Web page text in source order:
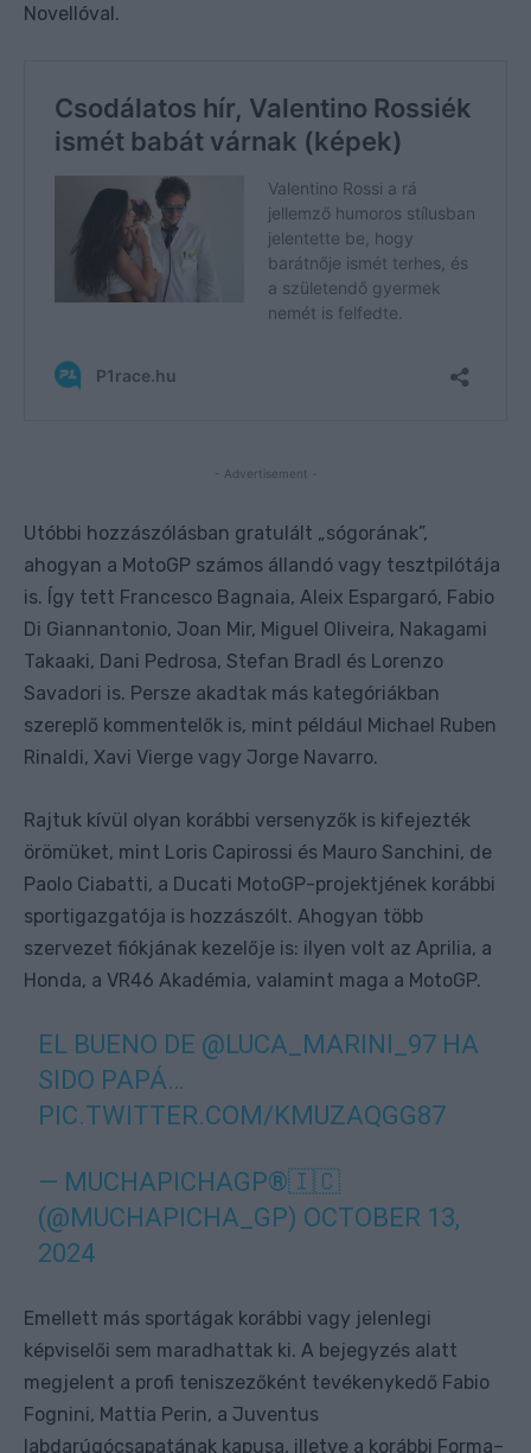
Novellóval.
- Advertisement -
Utóbbi hozzászólásban gratulált „sógorának”,
ahogyan a MotoGP számos állandó vagy tesztpilótája
is. Így tett Francesco Bagnaia, Aleix Espargaró, Fabio
Di Giannantonio, Joan Mir, Miguel Oliveira, Nakagami
Takaaki, Dani Pedrosa, Stefan Bradl és Lorenzo
Savadori is. Persze akadtak más kategóriákban
szereplő kommentelők is, mint például Michael Ruben
Rinaldi, Xavi Vierge vagy Jorge Navarro.
Rajtuk kívül olyan korábbi versenyzők is kifejezték
örömüket, mint Loris Capirossi és Mauro Sanchini, de
Paolo Ciabatti, a Ducati MotoGP-projektjének korábbi
sportigazgatója is hozzászólt. Ahogyan több
szervezet fiókjának kezelője is: ilyen volt az Aprilia, a
Honda, a VR46 Akadémia, valamint maga a MotoGP.
EL BUENO DE @LUCA_MARINI_97 HA
SIDO PAPÁ…
PIC.TWITTER.COM/KMUZAQGG87
— MUCHAPICHAGP®🇮🇨
(@MUCHAPICHA_GP) OCTOBER 13,
2024
Emellett más sportágak korábbi vagy jelenlegi
képviselői sem maradhattak ki. A bejegyzés alatt
megjelent a profi teniszezőként tevékenykedő Fabio
Fognini, Mattia Perin, a Juventus
labdarúgócsapatának kapusa, illetve a korábbi Forma–